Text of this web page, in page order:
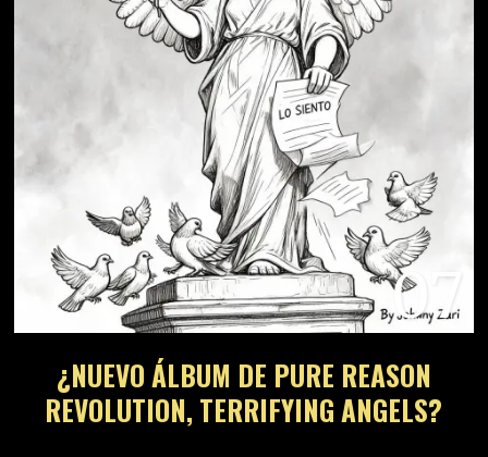
07
¿NUEVO ÁLBUM DE PURE REASON
REVOLUTION, TERRIFYING ANGELS?